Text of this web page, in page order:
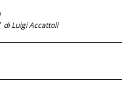
di Luigi Accattoli